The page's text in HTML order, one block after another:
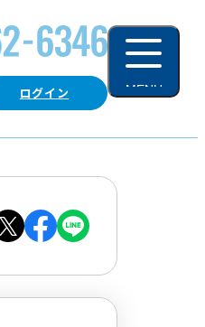
ログイン MENU